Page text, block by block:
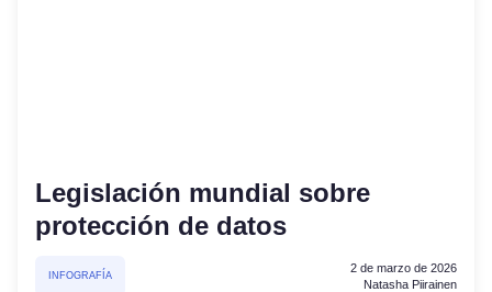
Legislación mundial sobre
protección de datos
INFOGRAFÍA
2 de marzo de 2026
Natasha Piirainen